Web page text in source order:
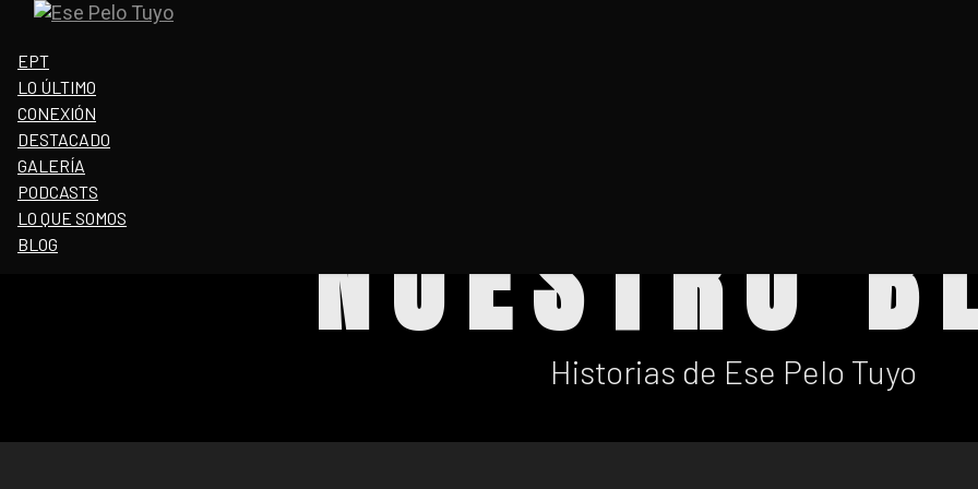
navigation
EPT
LO ÚLTIMO
CONEXIÓN
DESTACADO
GALERÍA
PODCASTS
LO QUE SOMOS
BLOG
NUESTRO
Historias de Ese Pelo Tuyo